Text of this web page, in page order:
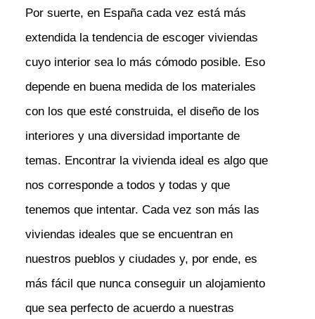
Por suerte, en España cada vez está más
extendida la tendencia de escoger viviendas
cuyo interior sea lo más cómodo posible. Eso
depende en buena medida de los materiales
con los que esté construida, el diseño de los
interiores y una diversidad importante de
temas. Encontrar la vivienda ideal es algo que
nos corresponde a todos y todas y que
tenemos que intentar. Cada vez son más las
viviendas ideales que se encuentran en
nuestros pueblos y ciudades y, por ende, es
más fácil que nunca conseguir un alojamiento
que sea perfecto de acuerdo a nuestras